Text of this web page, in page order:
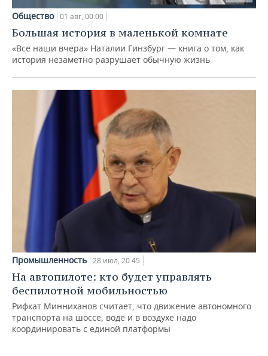
Общество 01 авг, 00:00
Большая история в маленькой комнате
«Все наши вчера» Наталии Гинзбург — книга о том, как
история незаметно разрушает обычную жизнь
Промышленность 28 июл, 20:45
На автопилоте: кто будет управлять
беспилотной мобильностью
Рифкат Минниханов считает, что движение автономного
транспорта на шоссе, воде и в воздухе надо
координировать с единой платформы